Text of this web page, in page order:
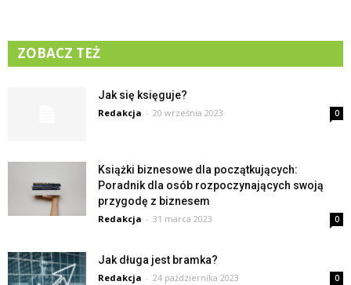
ZOBACZ TEŻ
Jak się księguje?
Redakcja - 20 września 2023 0
Książki biznesowe dla początkujących:
Poradnik dla osób rozpoczynających swoją
przygodę z biznesem
Redakcja - 31 marca 2023 0
Jak długa jest bramka?
Redakcja - 24 października 2023 0